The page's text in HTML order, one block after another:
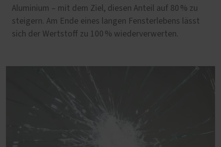
Aluminium – mit dem Ziel, diesen Anteil auf 80 % zu
steigern. Am Ende eines langen Fensterlebens lässt
sich der Wertstoff zu 100 % wiederverwerten.